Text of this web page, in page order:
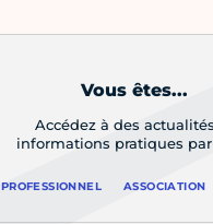
Vous êtes...
Accédez à des
informations pratiques
PROFESSIONNEL ASSOCIATION